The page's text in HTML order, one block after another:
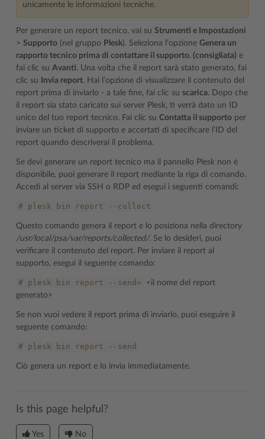
unicamente le informazioni tecniche.
Per generare un report tecnico, vai su Strumenti e Impostazioni
> Supporto (nel gruppo Plesk). Seleziona l’opzione Genera un
rapporto tecnico prima di contattare il supporto. (consigliata) e
fai clic su Avanti. Una volta che il report sarà stato generato, fai
clic su
Invia report. Hai l’opzione di visualizzare il contenuto del
report prima di inviarlo - a tale fine, fai clic su scarica. Dopo che
il report sia stato caricato sui server Plesk, ti verrà dato un ID
unico del tuo report tecnico. Fai clic su Contatta il supporto per
inviare un ticket di supporto e accertati di specificare l’ID del
report quando descriverai il problema.
Se devi generare un report tecnico ma il pannello Plesk non è
disponibile, puoi generare il report mediante la riga di comando.
Accedi al server via SSH o RDP ed esegui i seguenti comandi:
# plesk bin report --collect
Questo comando genera il report e lo posiziona nella directory
/usr/local/psa/var/reports/collected/. Se lo desideri, puoi
verificare il contenuto del report. Per inviare il report al
supporto, esegui il seguente comando:
# plesk bin report --send=
<il nome del report
generato>
Se non vuoi vedere il report prima di inviarlo, puoi eseguire il
seguente comando:
# plesk bin report --send
Ciò genera un report e lo invia immediatamente.
Is this page helpful?
Yes No